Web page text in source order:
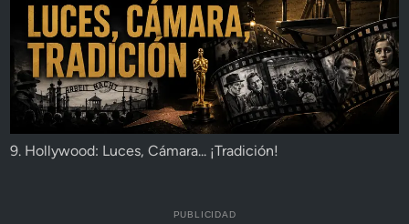
9. Hollywood: Luces, Cámara... ¡Tradición!
PUBLICIDAD